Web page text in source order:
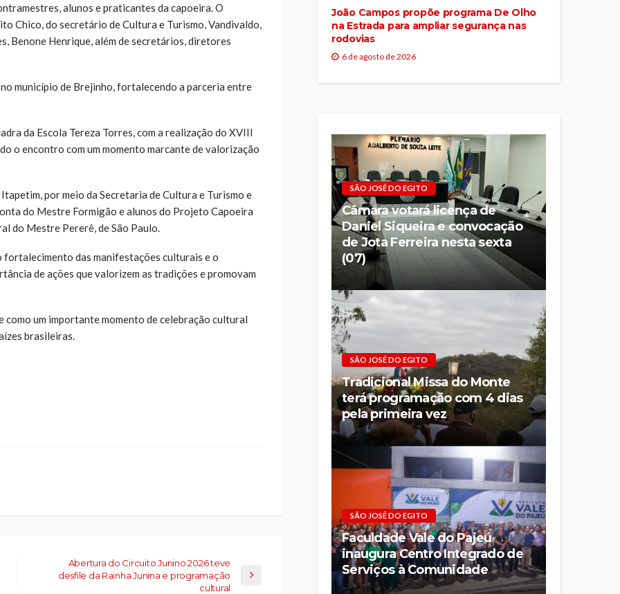
alunos e praticantes da capoeira. O
Chico, do secretário de Cultura e Turismo, Vandivaldo,
Benone Henrique, além de secretários, diretores
município de Brejinho, fortalecendo a parceria entre
da Escola Tereza Torres, com a realização do XVIII
o encontro com um momento marcante de valorização
por meio da Secretaria de Cultura e Turismo e
do Mestre Formigão e alunos do Projeto Capoeira
do Mestre Pererê, de São Paulo.
fortalecimento das manifestações culturais e o
de ações que valorizem as tradições e promovam
um importante momento de celebração cultural
brasileiras.
Abertura do Circuito Junino 2026 teve
desfile da Rainha Junina e programação
cultural
João Campos propõe programa De Olho
na Estrada para ampliar segurança nas
rodovias
6 de agosto de 2026
SÃO JOSÉ DO EGITO
Câmara votará licença de
Daniel Siqueira e convocação
de Jota Ferreira nesta sexta
(07)
SÃO JOSÉ DO EGITO
Tradicional Missa do Monte
terá programação com 4 dias
pela primeira vez
SÃO JOSÉ DO EGITO
Faculdade Vale do Pajeú
inaugura Centro Integrado de
Serviços à Comunidade